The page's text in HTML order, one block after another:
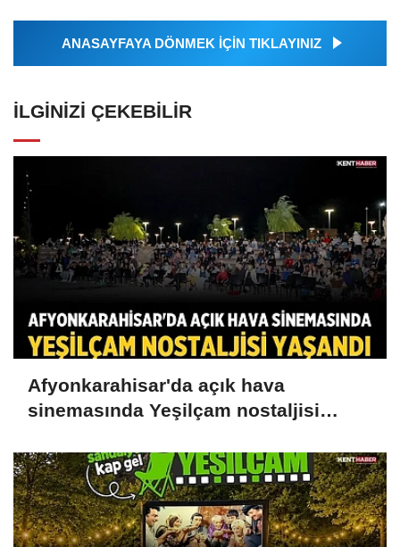
ANASAYFAYA DÖNMEK İÇİN TIKLAYINIZ
İLGINIZI ÇEKEBILIR
Afyonkarahisar'da açık hava
sinemasında Yeşilçam nostaljisi